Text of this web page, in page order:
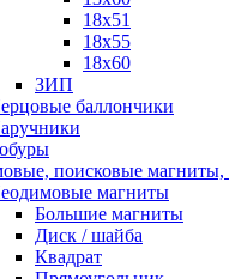
18х51
18х55
18х60
ЗИП
баллончики
поисковые
магниты
Большие магниты
Диск / шайба
Квадрат